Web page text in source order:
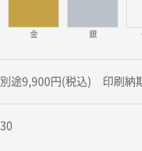
金 銀
別途9,900円(税込) 印刷納
30